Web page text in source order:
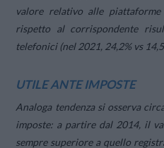
valore relativo alle piattaforme
rispetto al corrispondente
telefonici (nel 2021, 24,2% vs
UTILE ANTE IMPOSTE
Analoga tendenza si osserva
imposte: a partire dal 2014, il
sempre superiore a quello